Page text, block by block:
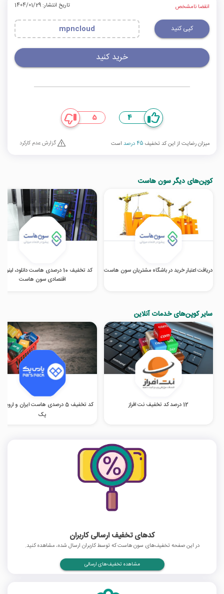
انقضا نامشخص تاریخ انتشار: 1404/01/29
کپی کنید mpncloud
خرید کنید
4
5
میزان رضایت از این کد تخفیف 45 درصد است گزارش عدم کارکرد
کوپن‌های دیگر سون هاست
دریافت اعتبار خرید در باشگاه مشتریان سون هاست
کد تخفیف 10 درصدی هاست دانلود،
اقتصادی سون هاست
سایر کوپن‌های خدمات آنلاین
12 درصد کد تخفیف نت افراز
کد تخفیف 5 درصدی هاست ایران و
پک
کدهای تخفیف ارسالی کاربران
در این صفحه تخفیف‌های سون هاست که توسط کاربران ارسال شده، مشاهده کنید.
مشاهده تخفیف‌های ارسالی